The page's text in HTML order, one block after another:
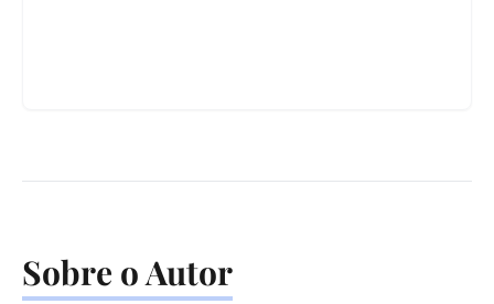
Sobre o Autor